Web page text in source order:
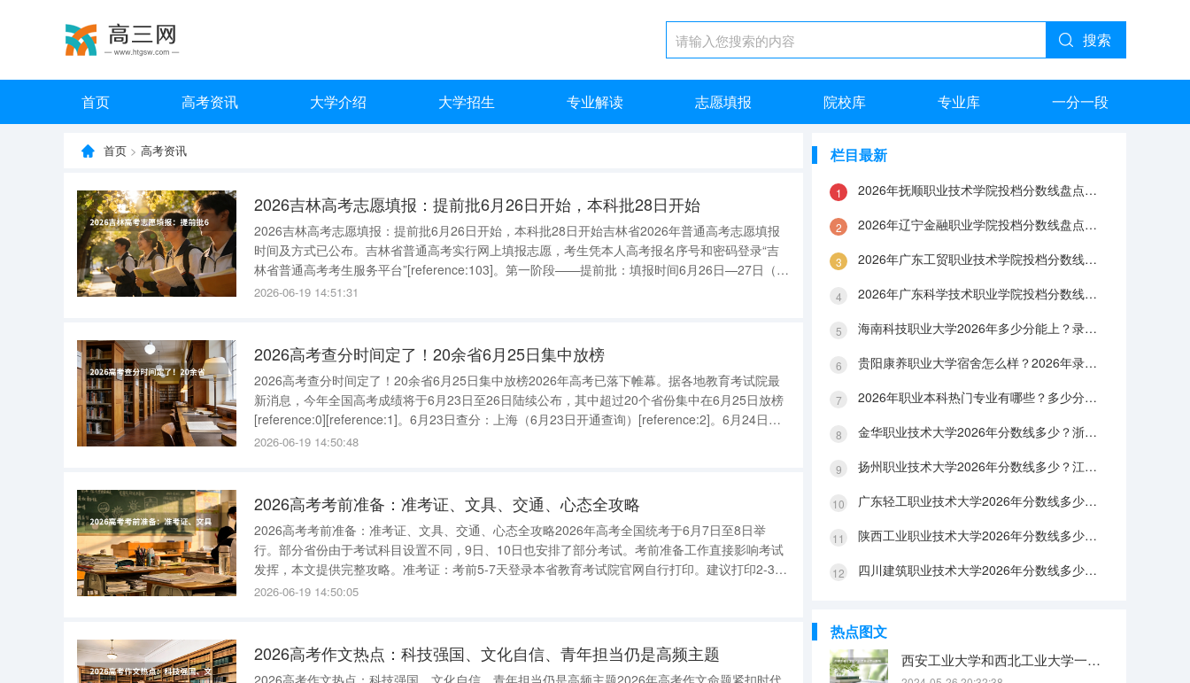
搜索
首页 高考资讯 大学介绍 大学招生 专业解读 志愿填报 院校库 专业库 一分一段
首页 > 高考资讯
2026吉林高考志愿填报：提前批6月26日开始，本科批28日开始
2026吉林高考志愿填报：提前批6月26日开始，本科批28日开始吉林省2026年普通高考志愿填报
时间及方式已公布。吉林省普通高考实行网上填报志愿，考生凭本人高考报名序号和密码登录“吉
林省普通高考考生服务平台”[reference:103]。第一阶段——提前批：填报时间6月26日—27日（每
天8:00—20:00）[reference:104]。填报范围：填报在提前批次招生的普通类、艺术类本科院
2026-06-19 14:51:31
2026高考查分时间定了！20余省6月25日集中放榜
2026高考查分时间定了！20余省6月25日集中放榜2026年高考已落下帷幕。据各地教育考试院最
新消息，今年全国高考成绩将于6月23日至26日陆续公布，其中超过20个省份集中在6月25日放榜
[reference:0][reference:1]。6月23日查分：上海（6月23日开通查询）[reference:2]。6月24日查
分：福建（6月24日13:00左右）、江苏（预计6月25日，可登录省教
2026-06-19 14:50:48
2026高考考前准备：准考证、文具、交通、心态全攻略
2026高考考前准备：准考证、文具、交通、心态全攻略2026年高考全国统考于6月7日至8日举
行。部分省份由于考试科目设置不同，9日、10日也安排了部分考试。考前准备工作直接影响考试
发挥，本文提供完整攻略。准考证：考前5-7天登录本省教育考试院官网自行打印。建议打印2-3份
备用，分别放在书包、文具袋和陪同家长手中。电子版保存手机中。准考证正反面不得涂改或书
2026-06-19 14:50:05
2026高考作文热点：科技强国、文化自信、青年担当仍是高频主题
2026高考作文热点：科技强国、文化自信、青年担当仍是高频主题2026年高考作文命题紧扣时代
栏目最新
2026年抚顺职业技术学院投档分数线盘点：录取分数、生活与就业指南
2026年辽宁金融职业学院投档分数线盘点：录取分数、生活与就业指南
2026年广东工贸职业技术学院投档分数线盘点：录取分数、生活与就业指南
2026年广东科学技术职业学院投档分数线盘点：录取分数、生活与就业指南
海南科技职业大学2026年多少分能上？录取分数线与生活成本解答
贵阳康养职业大学宿舍怎么样？2026年录取分数、费用及入学手续
2026年职业本科热门专业有哪些？多少分能上？绿牌专业有哪些？
金华职业技术大学2026年分数线多少？浙江考生563分能上吗？机械专业好就业吗？
扬州职业技术大学2026年分数线多少？江苏考生528分能上吗？医养照护好就业吗？
广东轻工职业技术大学2026年分数线多少？广东考生542分能上吗？
陕西工业职业技术大学2026年分数线多少？陕西考生355分能上吗？机械专业好就业吗？
四川建筑职业技术大学2026年分数线多少？四川考生510分能上吗？建筑专业好就业吗？
热点图文
西安工业大学和西北工业大学一样吗